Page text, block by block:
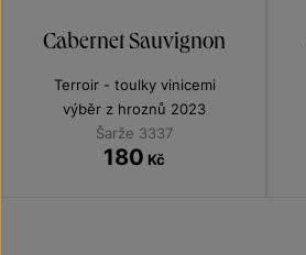
Cabernet Sauvignon
Terroir - toulky vinicemi
výběr z hroznů 2023
Šarže 3337
180 Kč